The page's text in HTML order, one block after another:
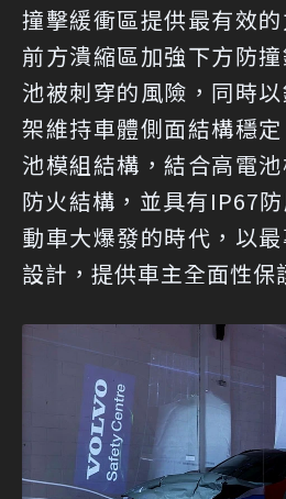
撞擊緩衝區提供最有效
前方潰縮區加強下方防
池被刺穿的風險，同時
架維持車體側面結構穩
池模組結構，結合高電
防火結構，並具有IP67
動車大爆發的時代，以
設計，提供車主全面性保